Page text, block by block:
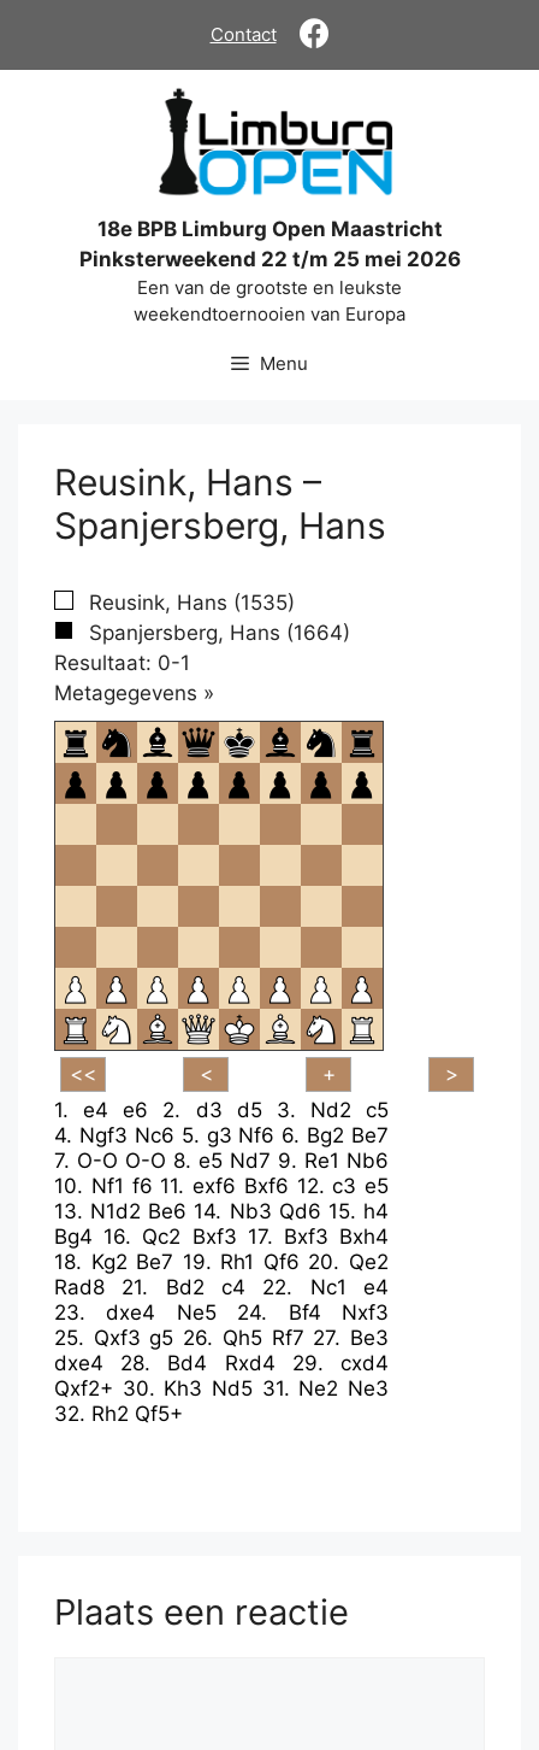
de
Contact
18e BPB Limburg Open Maastricht
Pinksterweekend 22 t/m 25 mei 2026
Een van de grootste en leukste
weekendtoernooien van Europa
Menu
Reusink, Hans –
Spanjersberg, Hans
Reusink, Hans (1535)
Spanjersberg, Hans (1664)
Resultaat: 0-1
Metagegevens »
om
te
openen.
1.e4 e6 2. d3 d5 3. Nd2
c5
4. Ngf3 Nc6 5. g3 Nf6 6. Bg2 Be7
7. O-O O-O 8. e5 Nd7 9. Re1 Nb6
10. Nf1 f6 11. exf6 Bxf6 12.c3 e5
13. N1d2 Be6 14. Nb3 Qd6 15. h4
Bg4 16. Qc2 Bxf3 17. Bxf3 Bxh4
18. Kg2 Be7 19. Rh1 Qf6 20. Qe2
Rad8
21. Bd2 c4 22. Nc1
e4
23.dxe4 Ne5 24. Bf4
Nxf3
25. Qxf3 g5 26. Qh5 Rf7 27. Be3
dxe4
28. Bd4 Rxd4 29.cxd4
Qxf2+ 30. Kh3 Nd5 31. Ne2 Ne3
32. Rh2 Qf5+
Plaats een reactie